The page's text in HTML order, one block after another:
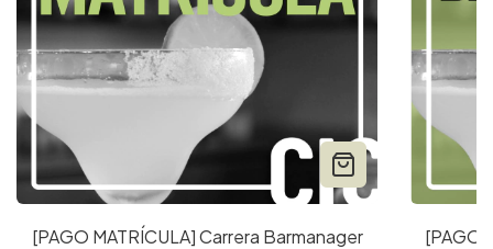
[PAGO MATRÍCULA] Carrera Barmanager
[PAGO